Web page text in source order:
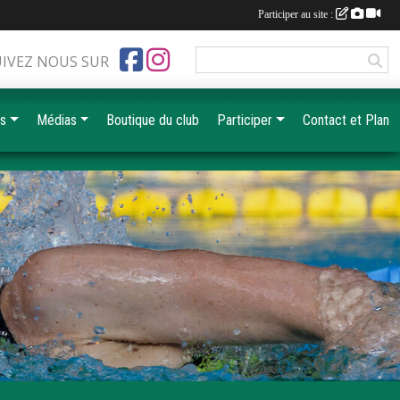
NOUS SUR
Médias Boutique du club Participer Contact et Plan
Participer au site :